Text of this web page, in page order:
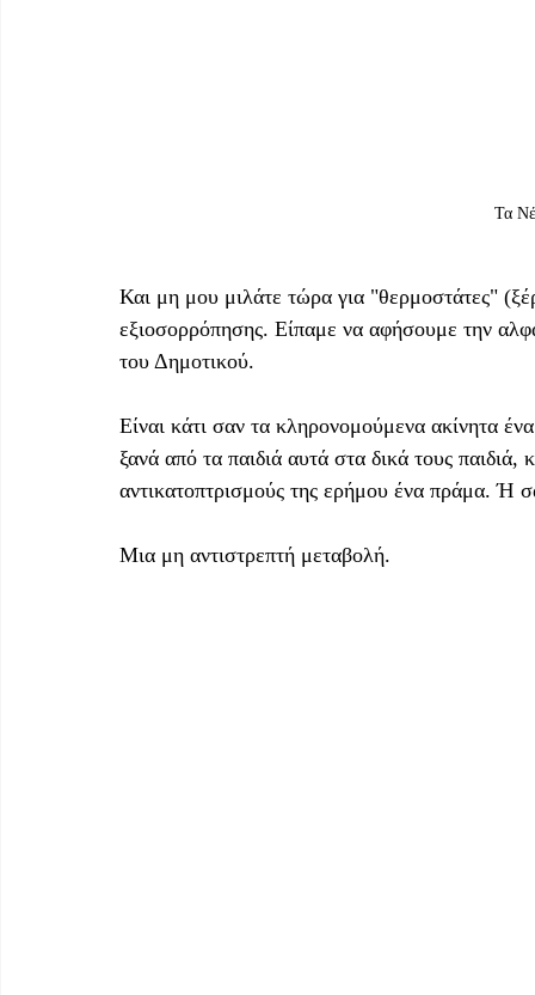
Τα
Και μη μου μιλάτε τώρα για "θερμοστάτες"
εξιοσορρόπησης. Είπαμε να αφήσουμε την
του Δημοτικού.
Είναι κάτι σαν τα κληρονομούμενα ακίνητα
ξανά από τα παιδιά αυτά στα δικά τους
αντικατοπτρισμούς της ερήμου ένα πράμα. Ή
Μια μη αντιστρεπτή μεταβολή.